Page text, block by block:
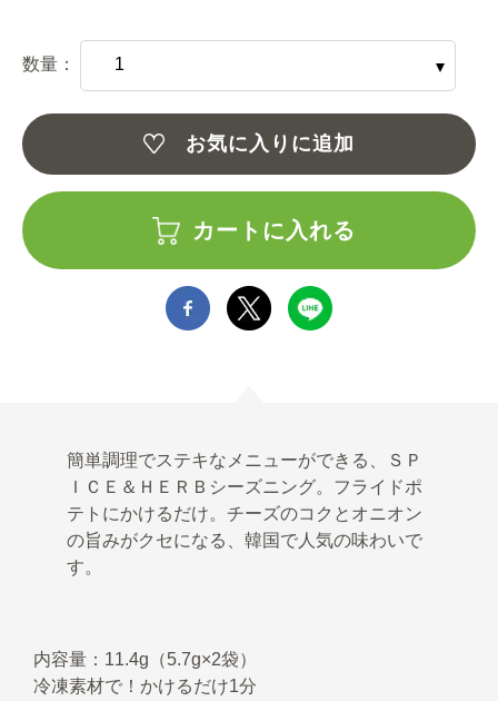
数量：
お気に入りに追加
カートに入れる
簡単調理でステキなメニューができる、ＳＰ
ＩＣＥ＆ＨＥＲＢシーズニング。フライドポ
テトにかけるだけ。チーズのコクとオニオン
の旨みがクセになる、韓国で人気の味わいで
す。
内容量：11.4g（5.7g×2袋）
冷凍素材で！かけるだけ1分